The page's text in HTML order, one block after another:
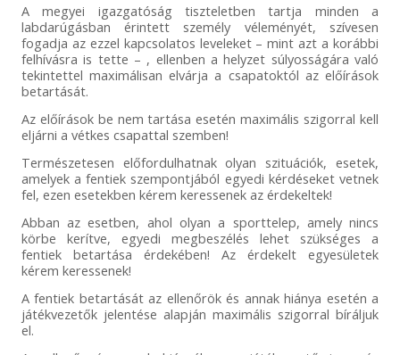
A megyei igazgatóság tiszteletben tartja minden a
labdarúgásban érintett személy véleményét, szívesen
fogadja az ezzel kapcsolatos leveleket – mint azt a korábbi
felhívásra is tette – , ellenben a helyzet súlyosságára való
tekintettel maximálisan elvárja a csapatoktól az előírások
betartását.
Az előírások be nem tartása esetén maximális szigorral kell
eljárni a vétkes csapattal szemben!
Természetesen előfordulhatnak olyan szituációk, esetek,
amelyek a fentiek szempontjából egyedi kérdéseket vetnek
fel, ezen esetekben kérem keressenek az érdekeltek!
Abban az esetben, ahol olyan a sporttelep, amely nincs
körbe kerítve, egyedi megbeszélés lehet szükséges a
fentiek betartása érdekében! Az érdekelt egyesületek
kérem keressenek!
A fentiek betartását az ellenőrök és annak hiánya esetén a
játékvezetők jelentése alapján maximális szigorral bíráljuk
el.